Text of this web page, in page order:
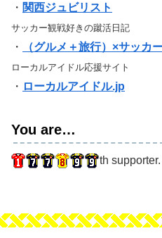
・ 関西ジュビリスト
サッカー観戦好きの蹴活日記
・ （グルメ＋旅行）×サッカ
ローカルアイドル応援サイト
・ ローカルアイドル.jp
You are…
th supporter.